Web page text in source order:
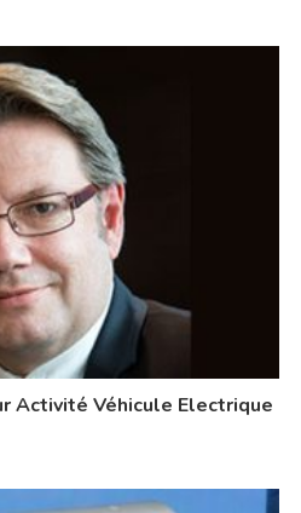
Activité Véhicule Electrique